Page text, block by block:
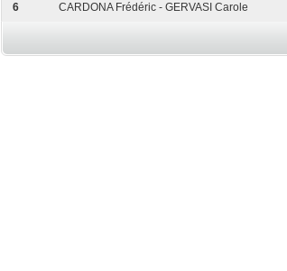
6 CARDONA Frédéric - GERVASI Carole